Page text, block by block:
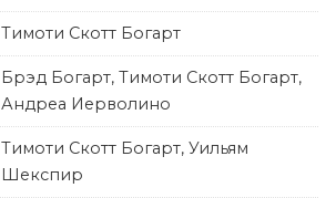
Тимоти Скотт Богарт
Брэд Богарт, Тимоти Скотт Богарт,
Андреа Иерволино
Тимоти Скотт Богарт, Уильям
Шекспир